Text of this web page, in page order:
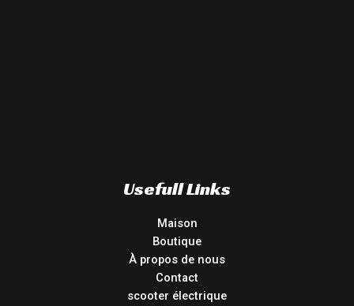
Usefull Links
Maison
Boutique
À propos de nous
Contact
scooter électrique